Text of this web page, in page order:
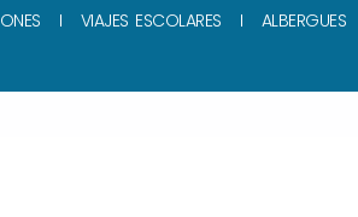
VIAJES ESCOLARES ALBERGUES